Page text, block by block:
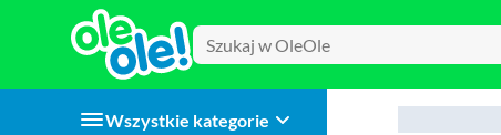
Wszystkie kategorie